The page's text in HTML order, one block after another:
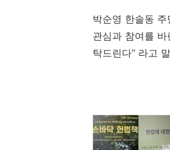
박순영 한솔동 주
관심과 참여를 바
탁드린다” 라고